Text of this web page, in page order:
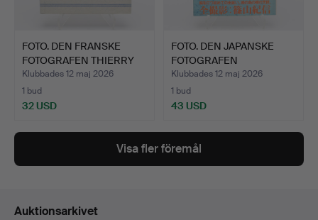
FOTO. DEN FRANSKE
FOTOGRAFEN THIERRY
LE GO…
Klubbades 12 maj 2026
1 bud
32 USD
FOTO. DEN JAPANSKE
FOTOGRAFEN
SHINOYAMA KI…
Klubbades 12 maj 2026
1 bud
43 USD
Visa fler föremål
Auktionsarkivet